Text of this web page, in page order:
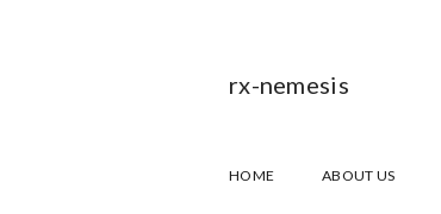
rx-nemesis
HOME ABOUT US